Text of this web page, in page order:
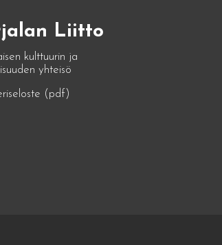
Liitto
kulttuurin ja
yhteisö
(pdf)